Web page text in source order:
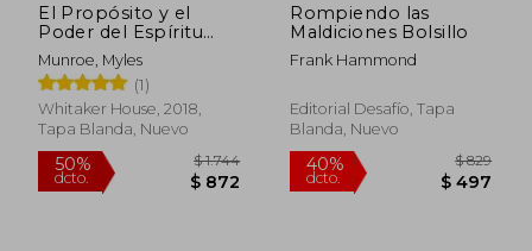
El Propósito y el
Poder del Espíritu
Santo: El Gobierno de
Dios en la Tierra
(Spanish Language
Edition, Purpose and
Power of the Holy
Munroe, Myles
(1)
Whitaker House, 2018,
Tapa Blanda, Nuevo
Rompiendo las
Maldiciones Bolsillo
Frank Hammond
Editorial Desafío, Tapa
Blanda, Nuevo